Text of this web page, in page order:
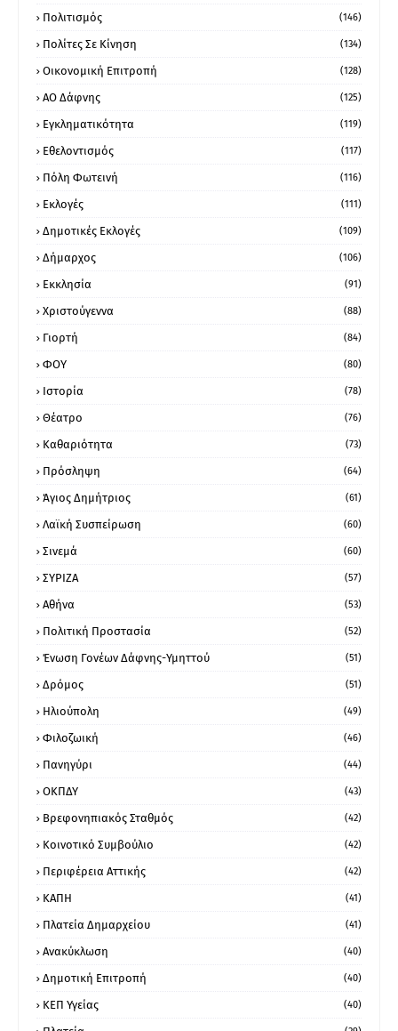
Πολιτισμός (146)
Πολίτες Σε Κίνηση (134)
Οικονομική Επιτροπή (128)
ΑΟ Δάφνης (125)
Εγκληματικότητα (119)
Εθελοντισμός (117)
Πόλη Φωτεινή (116)
Εκλογές (111)
Δημοτικές Εκλογές (109)
Δήμαρχος (106)
Εκκλησία (91)
Χριστούγεννα (88)
Γιορτή (84)
ΦΟΥ (80)
Ιστορία (78)
Θέατρο (76)
Καθαριότητα (73)
Πρόσληψη (64)
Άγιος Δημήτριος (61)
Λαϊκή Συσπείρωση (60)
Σινεμά (60)
ΣΥΡΙΖΑ (57)
Αθήνα (53)
Πολιτική Προστασία (52)
Ένωση Γονέων Δάφνης-Υμηττού (51)
Δρόμος (51)
Ηλιούπολη (49)
Φιλοζωική (46)
Πανηγύρι (44)
ΟΚΠΔΥ (43)
Βρεφονηπιακός Σταθμός (42)
Κοινοτικό Συμβούλιο (42)
Περιφέρεια Αττικής (42)
ΚΑΠΗ (41)
Πλατεία Δημαρχείου (41)
Ανακύκλωση (40)
Δημοτική Επιτροπή (40)
ΚΕΠ Υγείας (40)